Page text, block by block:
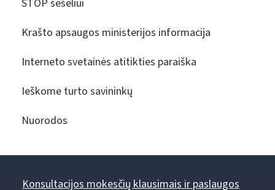
STOP šešėliui
Krašto apsaugos ministerijos informacija
Interneto svetainės atitikties paraiška
Ieškome turto savininkų
Nuorodos
Konsultacijos mokesčių klausimais ir paslaugos